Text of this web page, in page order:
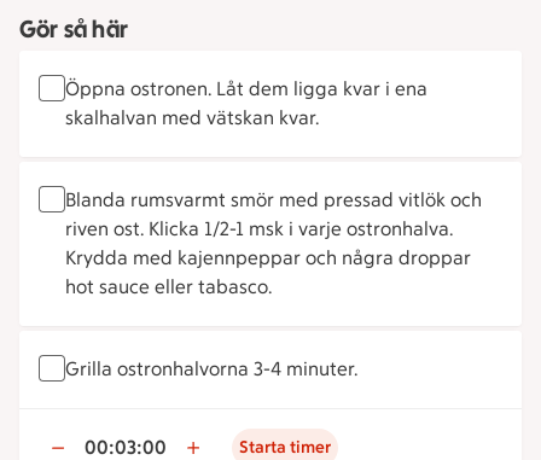
Gör så här
Öppna ostronen. Låt dem ligga kvar i ena
skalhalvan med vätskan kvar.
Blanda rumsvarmt smör med pressad vitlök och
riven ost. Klicka 1/2-1 msk i varje ostronhalva.
Krydda med kajennpeppar och några droppar
hot sauce eller tabasco.
Grilla ostronhalvorna 3-4 minuter.
00:03:00 Starta timer